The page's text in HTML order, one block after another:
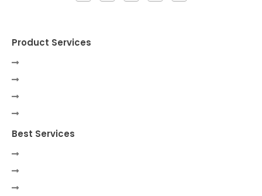
Product Services
Best Services